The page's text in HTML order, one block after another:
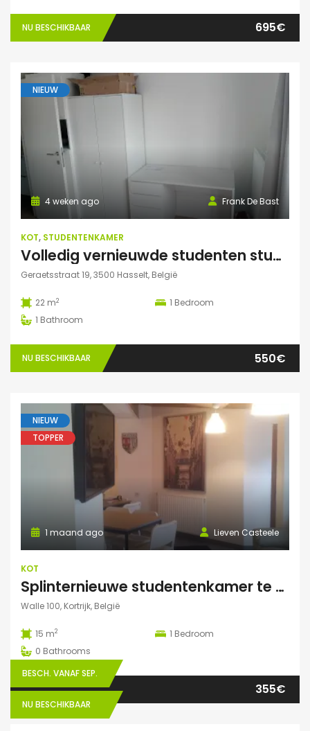
NU BESCHIKBAAR 695€
NIEUW
Frank De Bast
4 weken ago
KOT, STUDENTENKAMER
Volledig vernieuwde studenten studio te huur
Geraetsstraat 19, 3500 Hasselt, België
22 m2 1 Bedroom
1 Bathroom
NU BESCHIKBAAR 550€
NIEUW
TOPPER
Lieven Casteele
1 maand ago
KOT
Splinternieuwe studentenkamer te huur in authentiek herenhuis
Walle 100, Kortrijk, België
15 m2 1 Bedroom
0 Bathrooms
BESCH. VANAF SEP.
NU BESCHIKBAAR
355€